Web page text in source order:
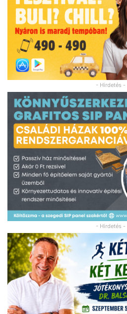
- Hirdetés -
- Hirdetés -